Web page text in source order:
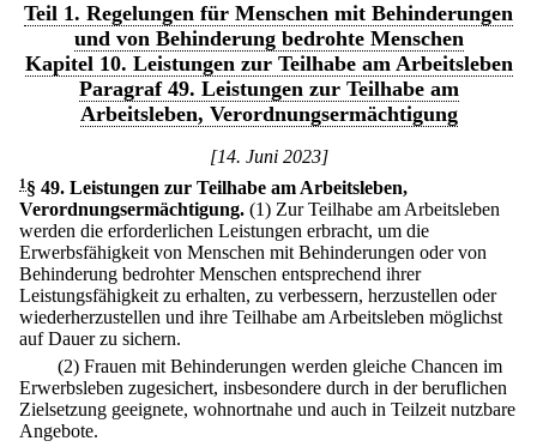
Teil 1. Regelungen für Menschen mit Behinderungen
und von Behinderung bedrohte Menschen
Kapitel 10. Leistungen zur Teilhabe am Arbeitsleben
Paragraf 49. Leistungen zur Teilhabe am
Arbeitsleben, Verordnungsermächtigung
[14. Juni 2023]
1 § 49. Leistungen zur Teilhabe am Arbeitsleben,
Verordnungsermächtigung. (1) Zur Teilhabe am Arbeitsleben
werden die erforderlichen Leistungen erbracht, um die
Erwerbsfähigkeit von Menschen mit Behinderungen oder von
Behinderung bedrohter Menschen entsprechend ihrer
Leistungsfähigkeit zu erhalten, zu verbessern, herzustellen oder
wiederherzustellen und ihre Teilhabe am Arbeitsleben möglichst
auf Dauer zu sichern.
(2) Frauen mit Behinderungen werden gleiche Chancen im
Erwerbsleben zugesichert, insbesondere durch in der beruflichen
Zielsetzung geeignete, wohnortnahe und auch in Teilzeit nutzbare
Angebote.